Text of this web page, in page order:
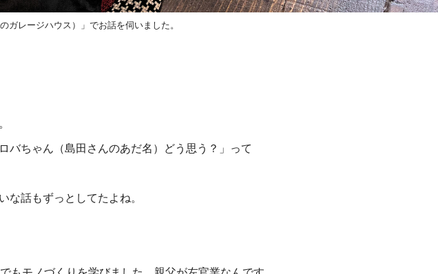
レージハウス）」でお話を伺いました。
バちゃん（島田さんのあだ名）どう思う？」って
な話もずっとしてたよね。